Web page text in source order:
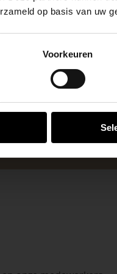
op basis van uw
Voorkeuren
zakelijke klanten
producten van
en inspirerende